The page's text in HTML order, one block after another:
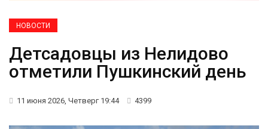
НОВОСТИ
Детсадовцы из Нелидово
отметили Пушкинский день
11 июня 2026, Четверг 19:44 4399